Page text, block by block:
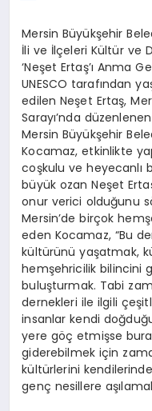
Mersin Büyükşehir
İli ve İlçeleri Kültür ve
‘Neşet Ertaş’ı Anma
UNESCO tarafından
edilen Neşet Ertaş,
Sarayı’nda
Mersin Büyükşehir
Kocamaz, etkinlikte
coşkulu ve heyecanlı
büyük ozan Neşet
onur verici olduğunu
Mersin’de birçok
eden Kocamaz, “Bu
kültürünü yaşatmak,
hemşehricilik bilincini
buluşturmak. Tabi
dernekleri ile ilgili
insanlar kendi
yere göç etmişse
giderebilmek için
kültürlerini
genç nesillere